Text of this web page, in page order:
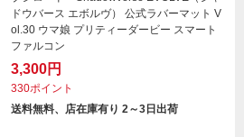
ドウバース エボルヴ） 公式ラバーマット V
ol.30 ウマ娘 プリティーダービー スマート
ファルコン
3,300円
330ポイント
送料無料、店在庫有り 2～3日出荷